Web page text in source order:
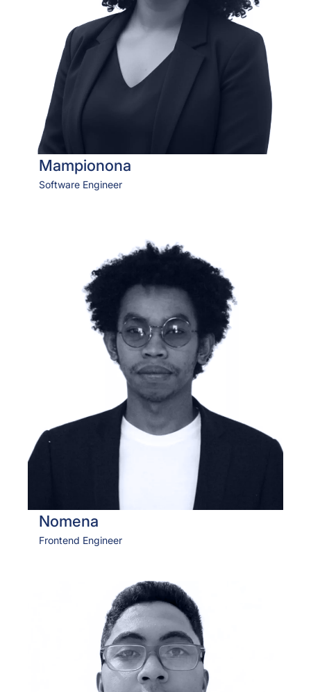
Mampionona
Software Engineer
Nomena
Frontend Engineer